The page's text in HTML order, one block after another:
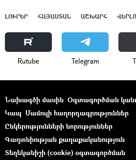
ԼՈՒՐԵՐ ՀԱՅԱՍՏԱՆ ԱՇԽԱՐՀ
Rutube Telegram
Նախագծի մասին Օգտագործման
Կապ Մամուլի հաղորդագրություններ
Ընկերությունների նորություններ
Գաղտնիության քաղաքականություն
Տեղեկանիշի (cookie) օգտագործման